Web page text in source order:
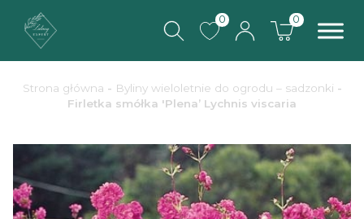
0 0
Strona główna - Byliny wieloletnie do ogrodu – sadzonki -
Firletka smółka 'Plena’ Lychnis viscaria